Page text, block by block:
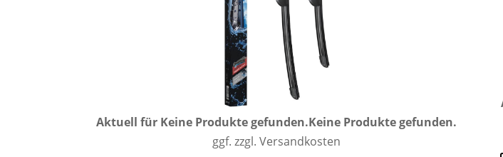
Aktuell für Keine Produkte gefunden.Keine Produkte gefunden.
ggf. zzgl. Versandkosten